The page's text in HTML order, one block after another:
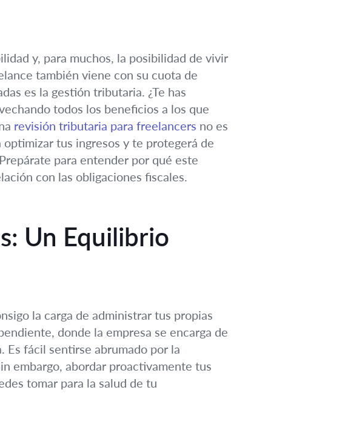
y, para muchos, la posibilidad de vivir
también viene con su cuota de
es la gestión tributaria. ¿Te has
todos los beneficios a los que
revisión tributaria para freelancers no es
tus ingresos y te protegerá de
para entender por qué este
con las obligaciones fiscales.
Un Equilibrio
la carga de administrar tus propias
donde la empresa se encarga de
Es fácil sentirse abrumado por la
embargo, abordar proactivamente tus
tomar para la salud de tu